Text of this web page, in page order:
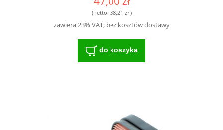
(netto: 38,21 zł)
zawiera 23% VAT, bez kosztów dostawy
do koszyka